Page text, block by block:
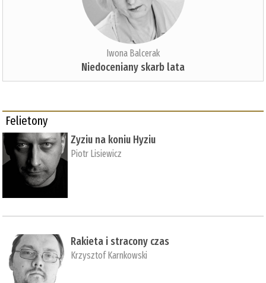
Iwona Balcerak
Niedoceniany skarb lata
Felietony
Zyziu na koniu Hyziu
Piotr Lisiewicz
Rakieta i stracony czas
Krzysztof Karnkowski